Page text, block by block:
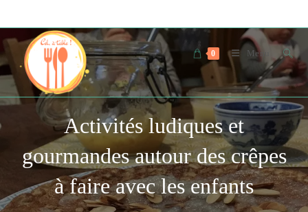
to
content
0 Menu
Activités ludiques et
gourmandes autour des crêpes
à faire avec les enfants